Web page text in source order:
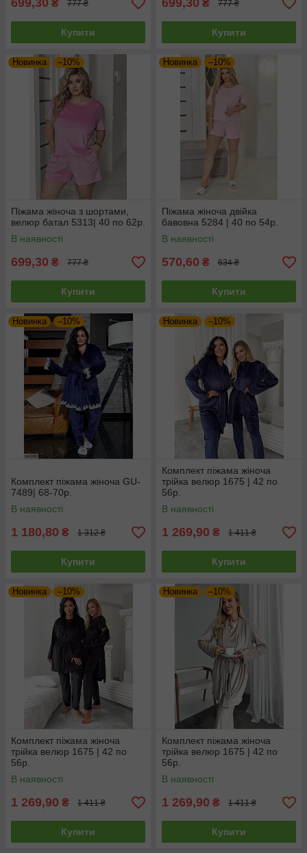
699,30 ₴ 777 ₴
Купити
699,30 ₴ 777 ₴
Купити
Новинка –10%
Піжама жіноча з шортами,
велюр батал 5313| 40 по 62р.
В наявності
699,30 ₴ 777 ₴
Купити
Новинка –10%
Піжама жіноча двійка
бавовна 5284 | 40 по 54р.
В наявності
570,60 ₴ 634 ₴
Купити
Новинка –10%
Комплект піжама жіноча GU-
7489| 68-70р.
В наявності
1 180,80 ₴ 1 312 ₴
Купити
Новинка –10%
Комплект піжама жіноча
трійка велюр 1675 | 42 по
56р.
В наявності
1 269,90 ₴ 1 411 ₴
Купити
Новинка –10%
Комплект піжама жіноча
трійка велюр 1675 | 42 по
56р.
В наявності
1 269,90 ₴ 1 411 ₴
Купити
Новинка –10%
Комплект піжама жіноча
трійка велюр 1675 | 42 по
56р.
В наявності
1 269,90 ₴ 1 411 ₴
Купити